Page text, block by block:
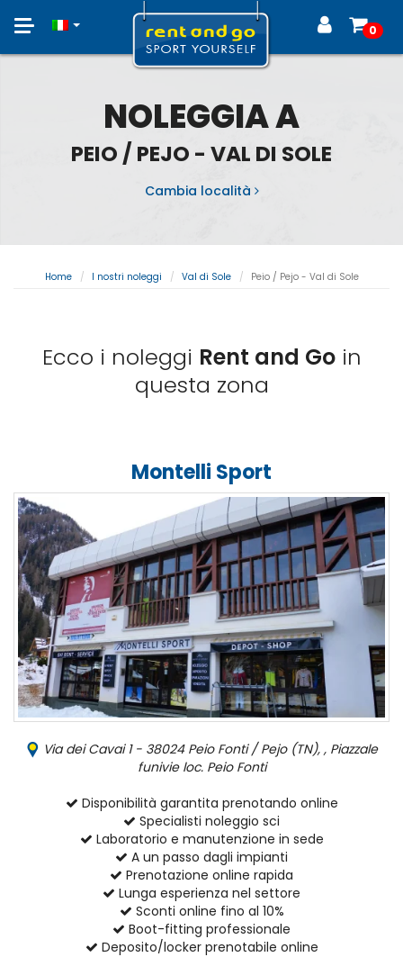
Toggle
0
NOLEGGIA A
PEIO / PEJO - VAL DI SOLE
Cambia località
Home I nostri noleggi Val di Sole Peio / Pejo - Val di Sole
Ecco i noleggi Rent and Goin
questa zona
Montelli Sport
Via dei Cavai 1 - 38024 Peio Fonti / Pejo (TN), , Piazzale
funivie loc. Peio Fonti
Disponibilità garantita prenotando online
Specialisti noleggio sci
Laboratorio e manutenzione in sede
A un passo dagli impianti
Prenotazione online rapida
Lunga esperienza nel settore
Sconti online fino al 10%
Boot-fitting professionale
Deposito/locker prenotabile online